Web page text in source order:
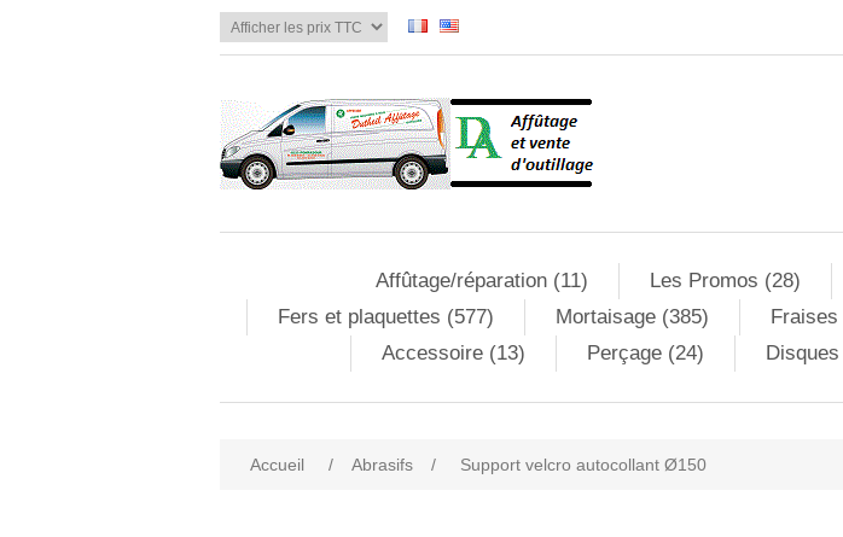
Affûtage/réparation (11) Les Promos (28)
Fers et plaquettes (577)
Mortaisage (385)
Accessoire (13)
Perçage (24)
Accueil / Abrasifs / Support velcro autocollant Ø150